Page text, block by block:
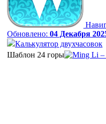
Обновлено: 04 Декабря
Калькулятор двухчасовок
Шаблон 24 горы